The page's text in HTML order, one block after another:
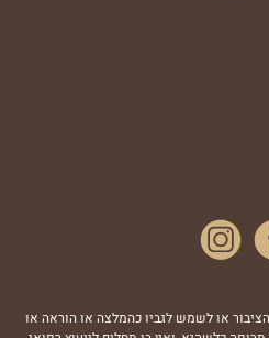
או לשמש לגביו כהמלצה או הוראה או